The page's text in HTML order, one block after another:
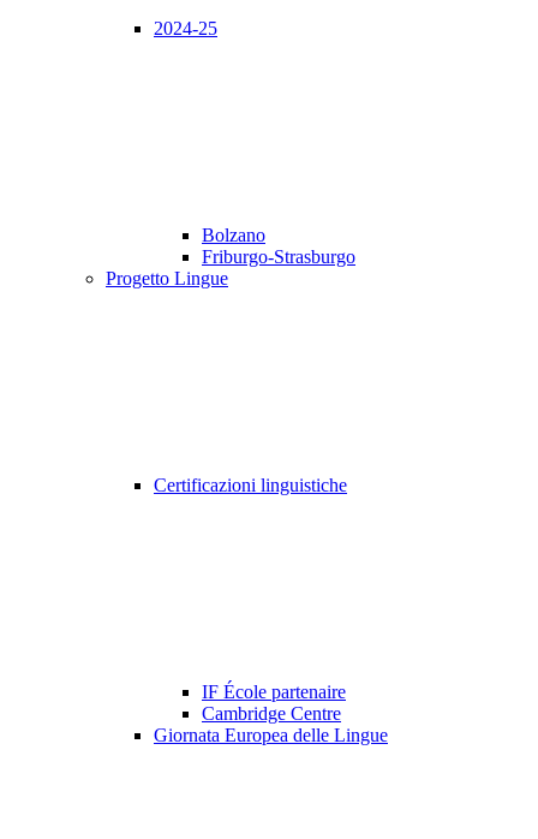
2024-25
Bolzano
Friburgo-Strasburgo
Progetto Lingue
Certificazioni linguistiche
IF École partenaire
Cambridge Centre
Giornata Europea delle Lingue